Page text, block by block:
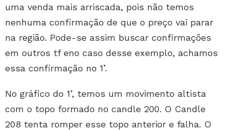
uma venda mais arriscada, pois não temos
nenhuma confirmação de que o preço vai parar
na região. Pode-se assim buscar confirmações
em outros tf eno caso desse exemplo, achamos
essa confirmação no 1’.
No gráfico do 1’, temos um movimento altista
com o topo formado no candle 200. O Candle
208 tenta romper esse topo anterior e falha. O